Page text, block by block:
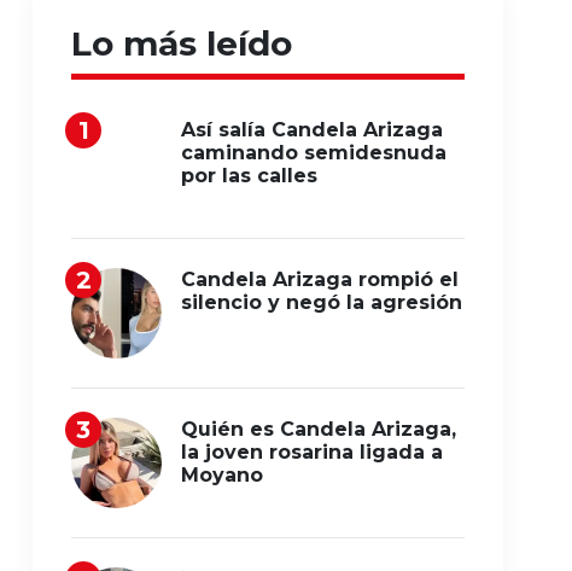
Lo más leído
Así salía Candela Arizaga
caminando semidesnuda
por las calles
Candela Arizaga rompió el
silencio y negó la agresión
Quién es Candela Arizaga,
la joven rosarina ligada a
Moyano